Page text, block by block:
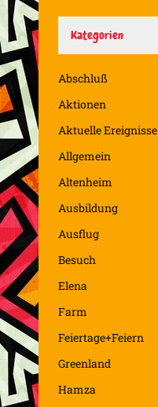
Kategorien
Abschluß
Aktionen
Aktuelle Ereignisse
Allgemein
Altenheim
Ausbildung
Ausflug
Besuch
Elena
Farm
Feiertage+Feiern
Greenland
Hamza